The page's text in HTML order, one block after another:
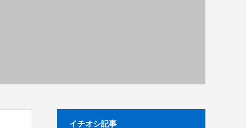
イチオシ記事